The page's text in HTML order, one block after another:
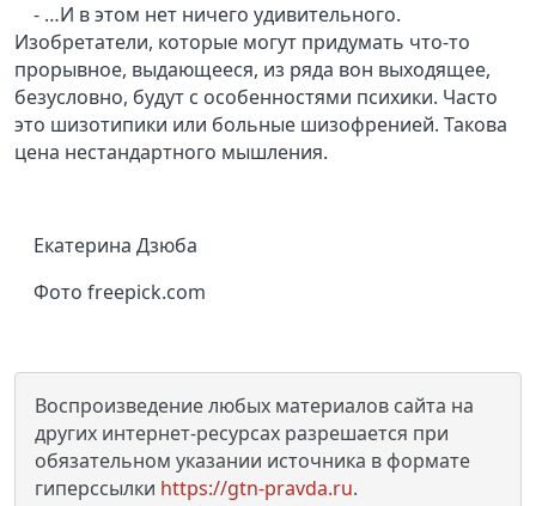
- …И в этом нет ничего удивительного.
Изобретатели, которые могут придумать что-то
прорывное, выдающееся, из ряда вон выходящее,
безусловно, будут с особенностями психики. Часто
это шизотипики или больные шизофренией. Такова
цена нестандартного мышления.
Екатерина Дзюба
Фото freepick.com
Воспроизведение любых материалов сайта на
других интернет-ресурсах разрешается при
обязательном указании источника в формате
гиперссылки https://gtn-pravda.ru.